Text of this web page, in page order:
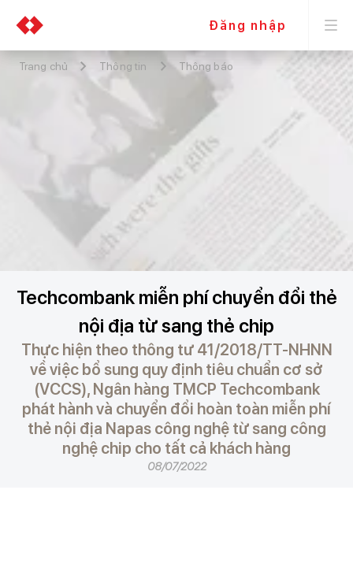
Đăng nhập
Trang chủ Thông tin Thông báo
Techcombank miễn phí chuyển đổi thẻ
nội địa từ sang thẻ chip
Thực hiện theo thông tư 41/2018/TT-NHNN
về việc bổ sung quy định tiêu chuẩn cơ sở
(VCCS), Ngân hàng TMCP Techcombank
phát hành và chuyển đổi hoàn toàn miễn phí
thẻ nội địa Napas công nghệ từ sang công
nghệ chip cho tất cả khách hàng
08/07/2022